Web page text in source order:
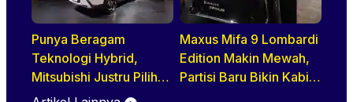
Punya Beragam
Teknologi Hybrid,
Mitsubishi Justru Pilih
HEV untuk Indonesia
Maxus Mifa 9 Lombardi
Edition Makin Mewah,
Partisi Baru Bikin Kabin